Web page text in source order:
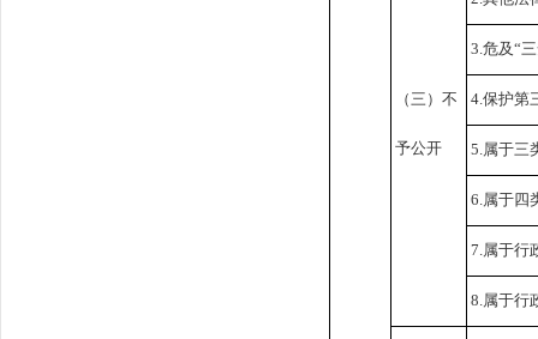
（三）不
予公开
3.危及“
4.保护第
5.属于三
6.属于四
7.属于行
8.属于行